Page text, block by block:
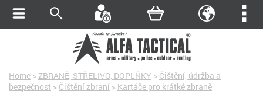
Home > ZBRANĚ, STŘELIVO, DOPLŇKY > Čištění, údržba a
bezpečnost > Čištění zbraní > Kartáče pro krátké zbraně